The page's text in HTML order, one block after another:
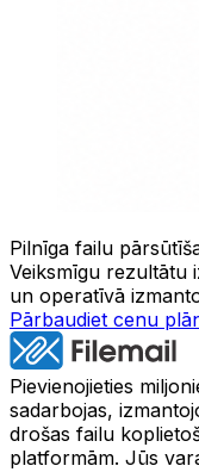
Pilnīga failu
Veiksmīgu rezultātu
un operatīvā
Pārbaudiet cenu
Pievienojieties
sadarbojas,
drošas failu
platformām. Jūs